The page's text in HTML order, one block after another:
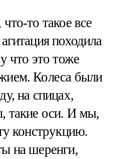
то такое все
походила
что это тоже
Колеса были
на спицах,
такие оси. И мы,
конструкцию.
на шеренги,